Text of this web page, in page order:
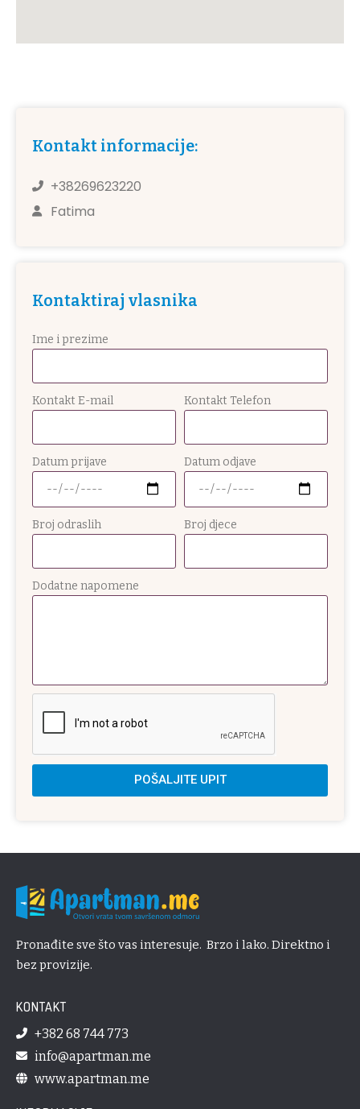
Kontakt informacije:
+38269623220
Fatima
Kontaktiraj vlasnika
Ime i prezime
Kontakt E-mail Kontakt Telefon
Datum prijave Datum odjave
Broj odraslih Broj djece
Dodatne napomene
POŠALJITE UPIT
Pronađite sve što vas interesuje. Brzo i lako. Direktno i
bez provizije.
KONTAKT
+382 68 744 773
info@apartman.me
www.apartman.me